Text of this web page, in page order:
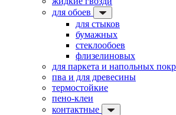
для обоев
для стыков
бумажных
стеклообоев
флизелиновых
для паркета и напольных
пва и для древесины
термостойкие
пено-клеи
контактные